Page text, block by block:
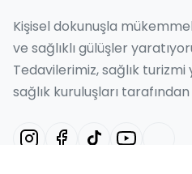
Kişisel dokunuşla mükemmel
ve sağlıklı gülüşler
Tedavilerimiz, sağlık
sağlık kuruluşları